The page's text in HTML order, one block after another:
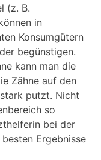
(z. B.
in
Konsumgütern
begünstigen.
kann man die
Zähne auf den
putzt. Nicht
so
bei der
Ergebnisse